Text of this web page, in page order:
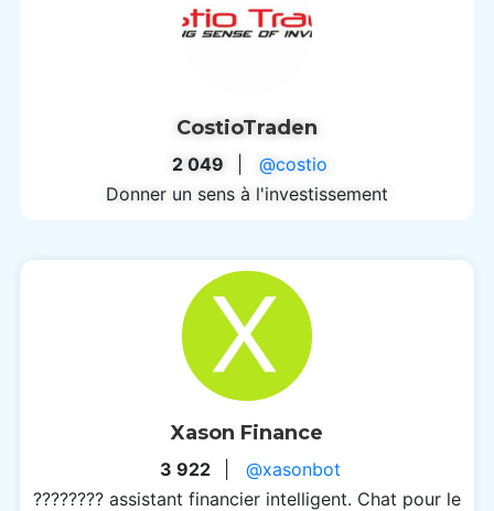
CostioTraden
2 049
@costio
Donner un sens à l'investissement
Xason Finance
3 922
@xasonbot
???????? assistant financier intelligent. Chat pour le